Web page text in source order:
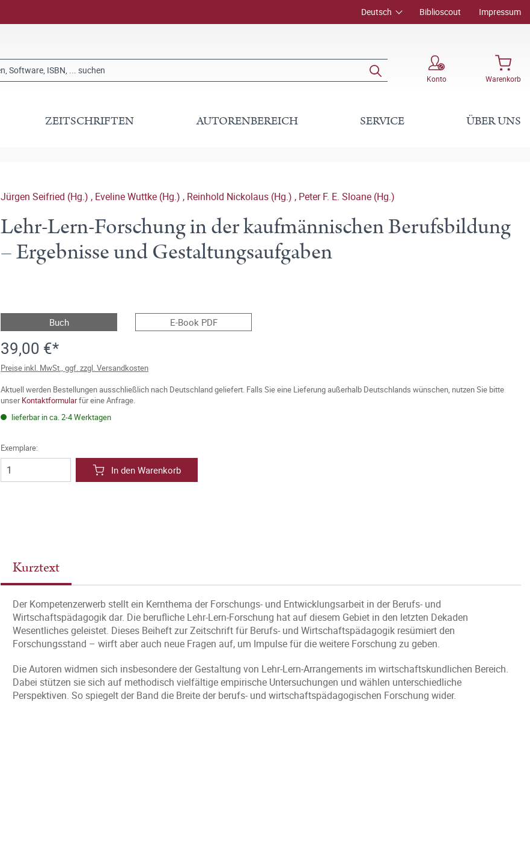
Deutsch Biblioscout Impressum
Konto Warenkorb
ZEITSCHRIFTEN AUTORENBEREICH SERVICE ÜBER UNS
Jürgen Seifried (Hg.) , Eveline Wuttke (Hg.) , Reinhold Nickolaus (Hg.) , Peter F. E. Sloane (Hg.)
Lehr-Lern-Forschung in der kaufmännischen Berufsbildung
– Ergebnisse und Gestaltungsaufgaben
Buch E-Book PDF
39,00 €*
Preise inkl. MwSt., ggf. zzgl. Versandkosten
Aktuell werden Bestellungen ausschließlich nach Deutschland geliefert. Falls Sie eine Lieferung außerhalb Deutschlands wünschen, nutzen Sie bitte
unserKontaktformularfür eine Anfrage.
lieferbar in ca. 2-4 Werktagen
Exemplare:
In den Warenkorb
Kurztext
Der Kompetenzerwerb stellt ein Kernthema der Forschungs- und Entwicklungsarbeit in der Berufs- und
Wirtschaftspädagogik dar. Die berufliche Lehr-Lern-Forschung hat auf diesem Gebiet in den letzten Dekaden
Wesentliches geleistet. Dieses Beiheft zur Zeitschrift für Berufs- und Wirtschaftspädagogik resümiert den
Forschungsstand – wirft aber auch neue Fragen auf, um Impulse für die weitere Forschung zu geben.
Die Autoren widmen sich insbesondere der Gestaltung von Lehr-Lern-Arrangements im wirtschaftskundlichen Bereich.
Dabei stützen sie sich auf methodisch vielfältige empirische Untersuchungen und wählen unterschiedliche
Perspektiven. So spiegelt der Band die Breite der berufs- und wirtschaftspädagogischen Forschung wider.